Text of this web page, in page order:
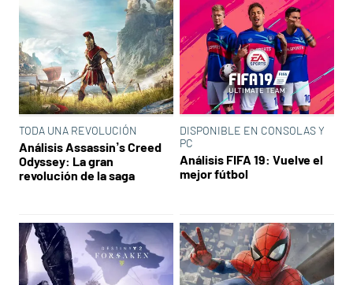
TODA UNA REVOLUCIÓN
Análisis Assassin’s Creed
Odyssey: La gran
revolución de la saga
DISPONIBLE EN CONSOLAS Y
PC
Análisis FIFA 19: Vuelve el
mejor fútbol